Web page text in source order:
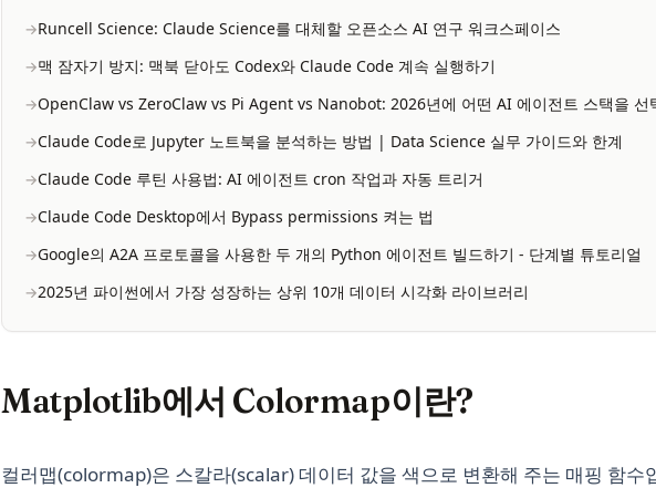
Runcell Science: Claude Science를 대체할 오픈소스 AI 연구 워크스페이스
맥 잠자기 방지: 맥북 닫아도 Codex와 Claude Code 계속 실행하기
OpenClaw vs ZeroClaw vs Pi Agent vs Nanobot: 2026년에 어떤 AI 에이전트 스택을 선
Claude Code로 Jupyter 노트북을 분석하는 방법 | Data Science 실무 가이드와 한계
Claude Code 루틴 사용법: AI 에이전트 cron 작업과 자동 트리거
Claude Code Desktop에서 Bypass permissions 켜는 법
Google의 A2A 프로토콜을 사용한 두 개의 Python 에이전트 빌드하기 - 단계별 튜토리얼
2025년 파이썬에서 가장 성장하는 상위 10개 데이터 시각화 라이브러리
Matplotlib에서 Colormap이란?
컬러맵(colormap)은 스칼라(scalar) 데이터 값을 색으로 변환해 주는 매핑 함수